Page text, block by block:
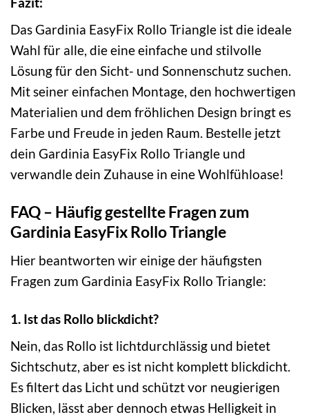
Das Gardinia EasyFix Rollo Triangle ist die ideale
Wahl für alle, die eine einfache und stilvolle
Lösung für den Sicht- und Sonnenschutz suchen.
Mit seiner einfachen Montage, den hochwertigen
Materialien und dem fröhlichen Design bringt es
Farbe und Freude in jeden Raum. Bestelle jetzt
dein Gardinia EasyFix Rollo Triangle und
verwandle dein Zuhause in eine Wohlfühloase!
FAQ – Häufig gestellte Fragen zum
Gardinia EasyFix Rollo Triangle
Hier beantworten wir einige der häufigsten
Fragen zum Gardinia EasyFix Rollo Triangle:
1. Ist das Rollo blickdicht?
Nein, das Rollo ist lichtdurchlässig und bietet
Sichtschutz, aber es ist nicht komplett blickdicht.
Es filtert das Licht und schützt vor neugierigen
Blicken, lässt aber dennoch etwas Helligkeit in